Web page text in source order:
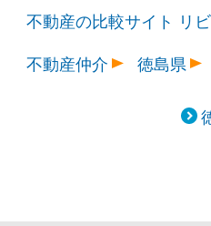
不動産の比較サイト リ
不動産仲介
徳島県